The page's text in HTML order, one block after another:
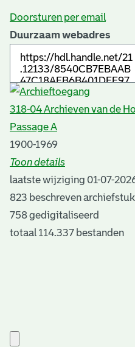
Doorsturen per email
Duurzaam webadres
318-04 Archieven van de
Passage A
1900-1969
Toon details
Datering:
1900-1969
Overheid of particulier:
Particulier
laatste wijziging 01-07-
823 beschreven
758 gedigitaliseerd
totaal 114.337 bestanden